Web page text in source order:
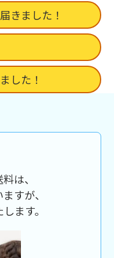
きました！
した！
は、
すが、
ます。